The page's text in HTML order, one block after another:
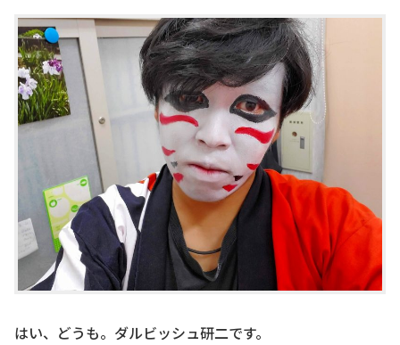
はい、どうも。ダルビッシュ研二です。